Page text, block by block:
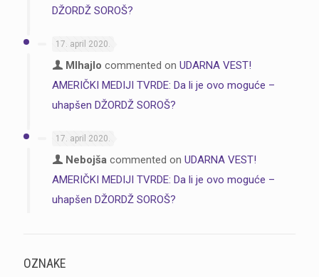
DŽORDŽ SOROŠ?
17. april 2020.
MIhajlo commented on UDARNA VEST!
AMERIČKI MEDIJI TVRDE: Da li je ovo moguće –
uhapšen DŽORDŽ SOROŠ?
17. april 2020.
Nebojša commented on UDARNA VEST!
AMERIČKI MEDIJI TVRDE: Da li je ovo moguće –
uhapšen DŽORDŽ SOROŠ?
OZNAKE